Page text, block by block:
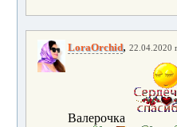
LoraOrchid, 22.04.2020
Валерочка